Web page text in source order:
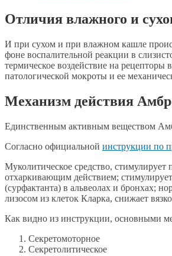
Отличия влажного и
И при сухом и при влажном кашле
фоне воспалительной реакции в
термическое воздействие на
патологической мокроты и ее
Механизм действия
Единственным активным веществом
Согласно официальной инструкции по
Муколитическое средство,
отхаркивающим действием;
(сурфактанта) в альвеолах и бронхах;
лизосом из клеток Кларка, снижает
Как видно из инструкции, основными
Секретомоторное
Секретолитическое